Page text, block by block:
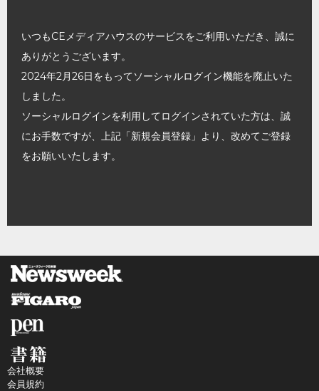
いつもCEメディアハウスのサービスをご利用いただき、誠に
ありがとうございます。
2024年2月26日をもってソーシャルログイン機能を廃止いた
しました。
ソーシャルログインを利用してログインされていた方は、誠
にお手数ですが、上記「新規会員登録」より、改めてご登録
をお願いいたします。
会社概要
会員規約